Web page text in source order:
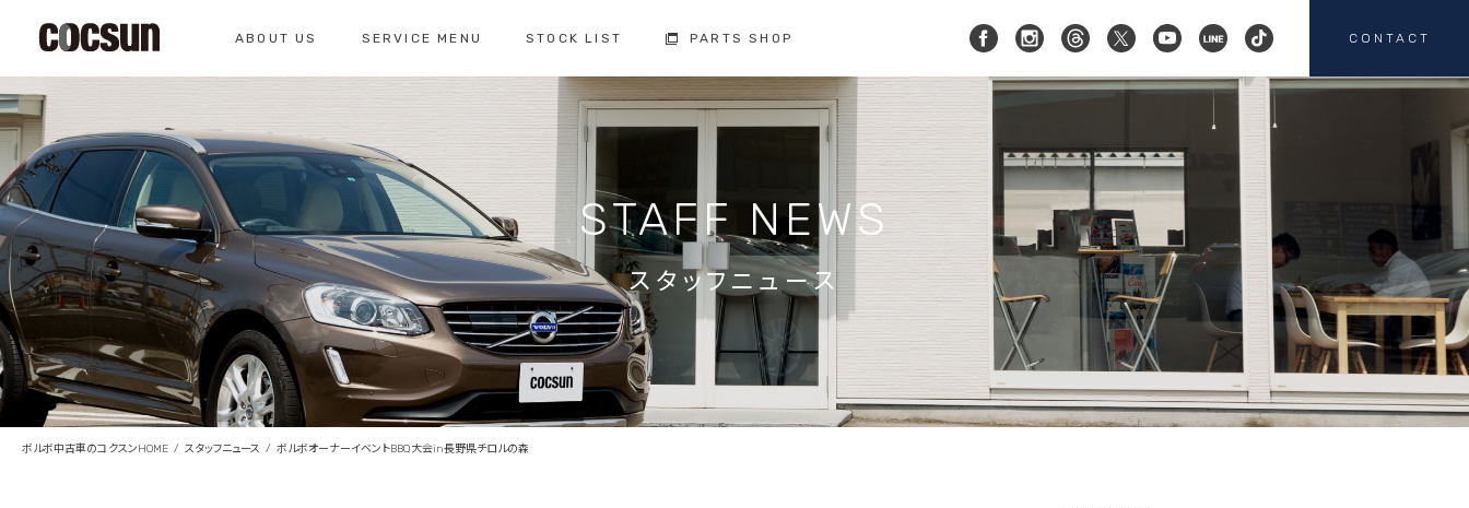
ABOUT US
私たちについて コクスンについて フィロソフィー 人と環境への配慮 会社概要
仕入れの基準 お車の保証 納車前の整備 HEICO SPORTIV お客様の声
SERVICE MENU
サービスメニュー 車検のご案内 修理・点検・メンテナンス 板金塗装 カスタマイズ
クラシックカー整備 ボルボ故障事例集 買取査定 注文販売
STOCK LIST PARTS SHOP CONTACT
CONTACT
お問い合わせ 0568-26-7071
コクスン土浦
029-846-0727
コクスン横浜
045-719-9357
総合お問い合わせ 車検のお問い合わせ
修理・点検・
メンテナンスの
お問い合わせ
カスタマイズの
お問い合わせ
クラシックカー整備の
お問い合わせ
買取のお問い合わせ
注文販売の
お問い合わせ
板金塗装の
STAFF NEWS
スタッフニュース
ボルボ中古車のコクスンHOME スタッフニュース ボルボオーナーイベントBBQ大会in長野県チロルの森